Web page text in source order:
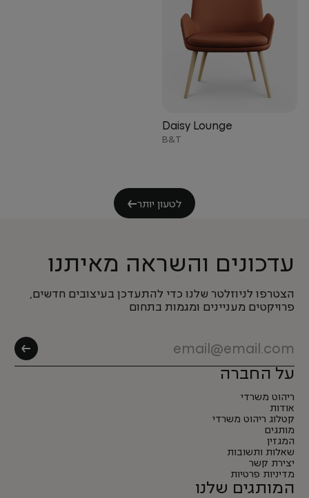
Daisy Lounge
B&T
לטעון יותר
עדכונים והשראה מאיתנו
הצטרפו לניוזלטר שלנו כדי להתעדכן בעיצובים חדשים,
פרויקטים מעניינים ומגמות בתחום
על החברה
ריהוט משרדי
אודות
קטלוג ריהוט משרדי
מותגים
המגזין
שאלות ותשובות
יצירת קשר
מדיניות פרטיות
המותגים שלנו